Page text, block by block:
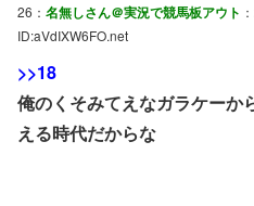
26： 名無しさん＠実況で競馬板アウト
ID:aVdIXW6FO.net
>>18
俺のくそみてえなガラケーか
える時代だからな